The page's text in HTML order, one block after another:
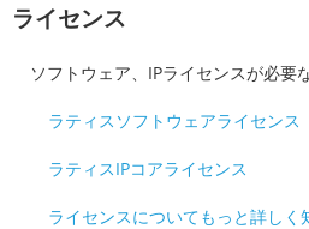
ライセンス
ソフトウェア、IPライセンスが必要
ラティスソフトウェアライセンス
ラティスIPコアライセンス
ライセンスについてもっと詳しく